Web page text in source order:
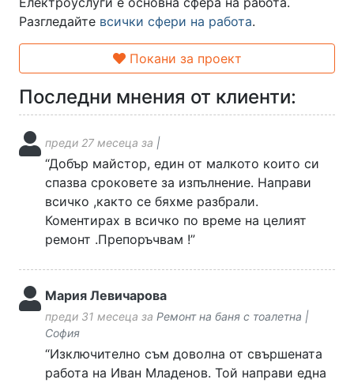
Разгледайте всички сфери на работа.
Покани за проект
Последни мнения от клиенти:
преди 27 месеца за |
“Добър майстор, един от малкото които си
спазва сроковете за изпълнение. Направи
всичко ,както се бяхме разбрали.
Коментирах в всичко по време на целият
ремонт .Препоръчвам !”
Мария Левичарова
преди 31 месеца за Ремонт на баня с тоалетна |
София
“Изключително съм доволна от свършената
работа на Иван Младенов. Той направи една